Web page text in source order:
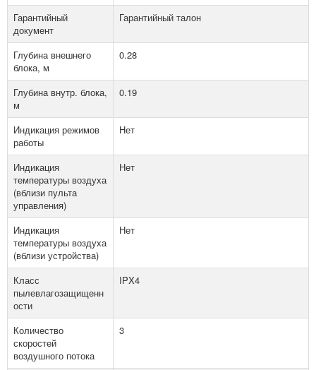
Гарантийный
документ
Гарантийный талон
Глубина внешнего
блока, м
0.28
Глубина внутр. блока,
м
0.19
Индикация режимов
работы
Нет
Индикация
температуры воздуха
(вблизи пульта
управления)
Нет
Индикация
температуры воздуха
(вблизи устройства)
Нет
Класс
пылевлагозащищенн
ости
IPX4
Количество
скоростей
воздушного потока
3